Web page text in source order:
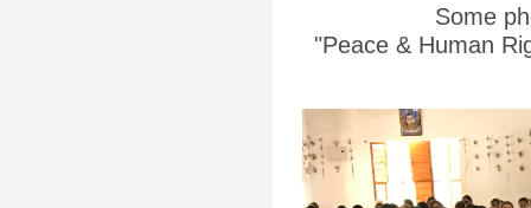
Some
"Peace & Human